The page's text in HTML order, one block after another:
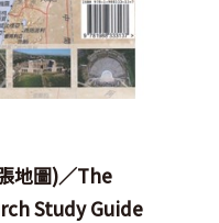
地圖)／The
Study Guide